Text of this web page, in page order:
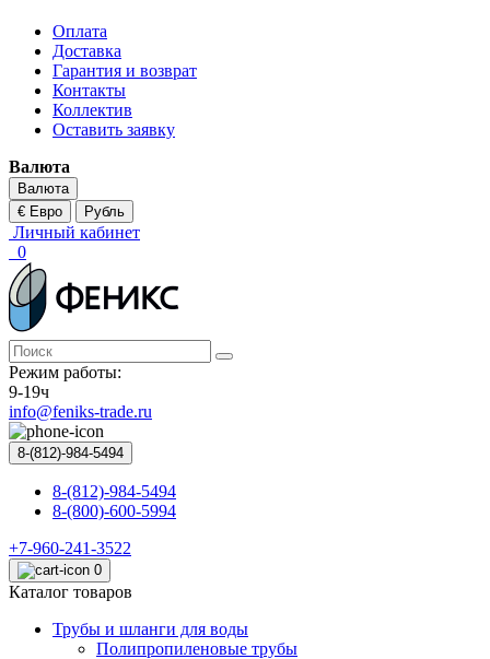
Оплата
Доставка
Гарантия и возврат
Контакты
Коллектив
Оставить заявку
Валюта
Валюта
€ Евро
Рубль
Личный кабинет
0
Режим работы:
9-19ч
info@feniks-trade.ru
8-(812)-984-5494
8-(812)-984-5494
8-(800)-600-5994
+7-960-241-3522
0
Каталог товаров
Трубы и шланги для воды
Полипропиленовые трубы